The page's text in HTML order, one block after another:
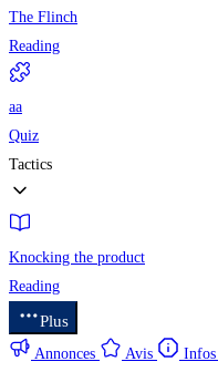
The Flinch
Reading
aa
Quiz
Tactics
Knocking the product
Reading
Plus
Annonces Avis Infos